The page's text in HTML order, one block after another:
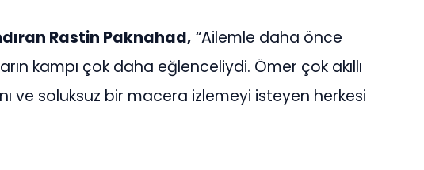
Rastin Paknahad, “Ailemle daha önce
kampı çok daha eğlenceliydi. Ömer çok akıllı
ve soluksuz bir macera izlemeyi isteyen herkesi